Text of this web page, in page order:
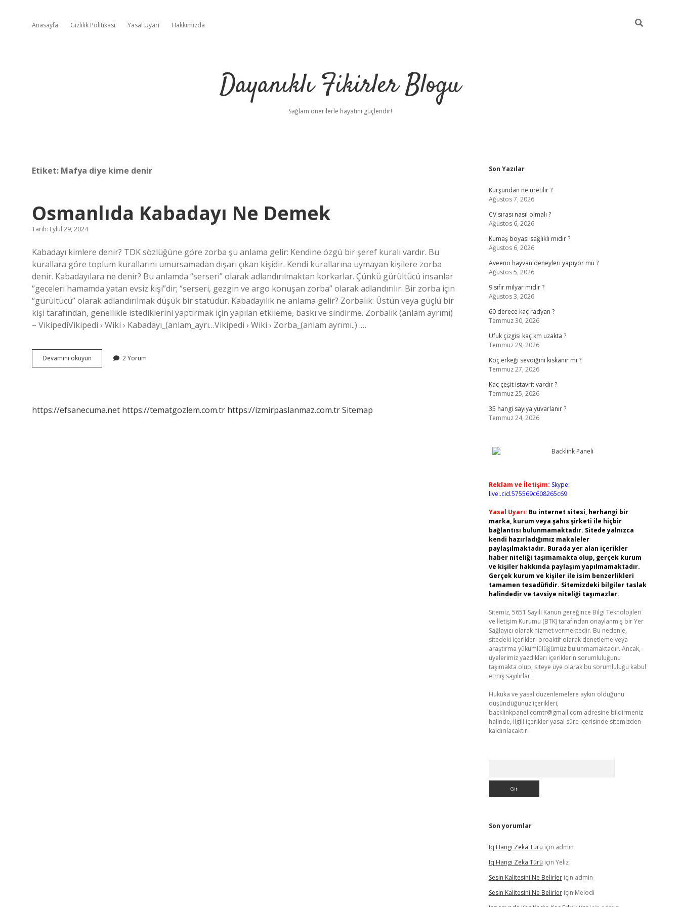
Anasayfa Gizlilik Politikası Yasal Uyarı Hakkımızda
Dayanıklı Fikirler Blogu
Sağlam önerilerle hayatını güçlendir!
Etiket: Mafya diye kime denir
Osmanlıda Kabadayı Ne Demek
Tarih: Eylül 29, 2024
Kabadayı kimlere denir? TDK sözlüğüne göre zorba şu anlama gelir: Kendine özgü bir şeref kuralı vardır. Bu
kurallara göre toplum kurallarını umursamadan dışarı çıkan kişidir. Kendi kurallarına uymayan kişilere zorba
denir. Kabadayılara ne denir? Bu anlamda “serseri” olarak adlandırılmaktan korkarlar. Çünkü gürültücü insanlar
“geceleri hamamda yatan evsiz kişi”dir; “serseri, gezgin ve argo konuşan zorba” olarak adlandırılır. Bir zorba için
“gürültücü” olarak adlandırılmak düşük bir statüdür. Kabadayılık ne anlama gelir? Zorbalık: Üstün veya güçlü bir
kişi tarafından, genellikle istediklerini yaptırmak için yapılan etkileme, baskı ve sindirme. Zorbalık (anlam ayrımı)
– VikipediVikipedi › Wiki › Kabadayı_(anlam_ayrı…Vikipedi › Wiki › Zorba_(anlam ayrımı..) .…
Devamını okuyun Osmanlıda
Kabadayı
2 Yorum
https://efsanecuma.net https://tematgozlem.com.tr https://izmirpaslanmaz.com.trSitemap
Sidebar
Son Yazılar
Kurşundan ne üretilir ?
Ağustos 7, 2026
CV sırası nasıl olmalı ?
Ağustos 6, 2026
Kumaş boyası sağlıklı mıdır ?
Ağustos 6, 2026
Aveeno hayvan deneyleri yapıyor mu ?
Ağustos 5, 2026
9 sıfır milyar mıdır ?
Ağustos 3, 2026
60 derece kaç radyan ?
Temmuz 30, 2026
Ufuk çizgisi kaç km uzakta ?
Temmuz 29, 2026
Koç erkeği sevdiğini kıskanır mı ?
Temmuz 27, 2026
Kaç çeşit istavrit vardır ?
Temmuz 25, 2026
35 hangi sayıya yuvarlanır ?
Temmuz 24, 2026
Reklam ve İletişim: Skype:
live:.cid.575569c608265c69
Yasal Uyarı: Bu internet sitesi, herhangi bir
marka, kurum veya şahıs şirketi ile hiçbir
bağlantısı bulunmamaktadır. Sitede yalnızca
kendi hazırladığımız makaleler
paylaşılmaktadır. Burada yer alan içerikler
haber niteliği taşımamakta olup, gerçek kurum
ve kişiler hakkında paylaşım yapılmamaktadır.
Gerçek kurum ve kişiler ile isim benzerlikleri
tamamen tesadüfidir. Sitemizdeki bilgiler taslak
halindedir ve tavsiye niteliği taşımazlar.
Sitemiz, 5651 Sayılı Kanun gereğince Bilgi Teknolojileri
ve İletişim Kurumu (BTK) tarafından onaylanmış bir Yer
Sağlayıcı olarak hizmet vermektedir. Bu nedenle,
sitedeki içerikleri proaktif olarak denetleme veya
araştırma yükümlülüğümüz bulunmamaktadır. Ancak,
üyelerimiz yazdıkları içeriklerin sorumluluğunu
taşımakta olup, siteye üye olarak bu sorumluluğu kabul
etmiş sayılırlar.
Hukuka ve yasal düzenlemelere aykırı olduğunu
düşündüğünüz içerikleri,
backlinkpanelicomtr@gmail.com adresine bildirmeniz
halinde, ilgili içerikler yasal süre içerisinde sitemizden
kaldırılacaktır.
Son yorumlar
Iq Hangi Zeka Türü için admin
Iq Hangi Zeka Türü için Yeliz
Sesin Kalitesini Ne Belirleriçin admin
Sesin Kalitesini Ne Belirleriçin Melodi